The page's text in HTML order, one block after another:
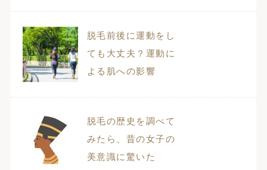
脱毛前後に運動をし
ても大丈夫？運動に
よる肌への影響
脱毛の歴史を調べて
みたら、昔の女子の
美意識に驚いた